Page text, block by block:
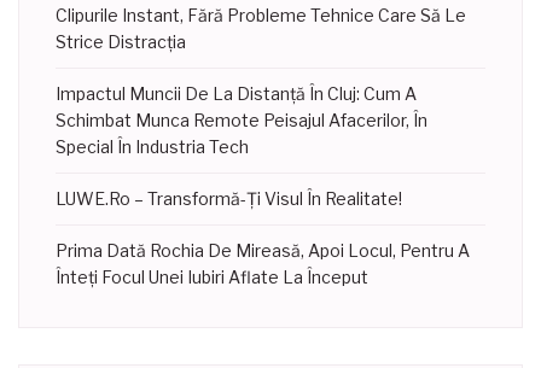
Clipurile Instant, Fără Probleme Tehnice Care Să Le
Strice Distracția
Impactul Muncii De La Distanță În Cluj: Cum A
Schimbat Munca Remote Peisajul Afacerilor, În
Special În Industria Tech
LUWE.ro – Transformă-Ți Visul În Realitate!
Prima Dată Rochia De Mireasă, Apoi Locul, Pentru A
Înteți Focul Unei Iubiri Aflate La Început